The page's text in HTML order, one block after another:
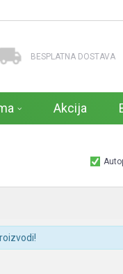
BESPLATNA DOSTAVA
Akcija